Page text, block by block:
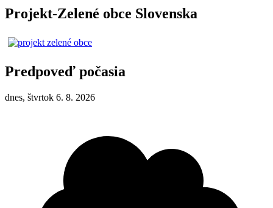
Projekt-Zelené obce Slovenska
Predpoveď počasia
dnes, štvrtok 6. 8. 2026